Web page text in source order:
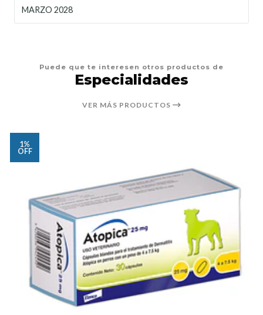
MARZO 2028
Puede que te interesen otros productos de
Especialidades
VER MÁS PRODUCTOS
1%
OFF